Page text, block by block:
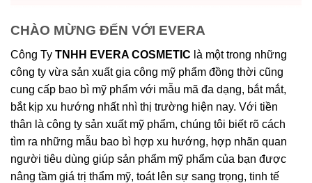
CHÀO MỪNG ĐẾN VỚI EVERA
Công Ty TNHH EVERA COSMETIC là một trong những
công ty vừa sản xuất gia công mỹ phẩm đồng thời cũng
cung cấp bao bì mỹ phẩm với mẫu mã đa dạng, bắt mắt,
bắt kịp xu hướng nhất nhì thị trường hiện nay. Với tiền
thân là công ty sản xuất mỹ phẩm, chúng tôi biết rõ cách
tìm ra những mẫu bao bì hợp xu hướng, hợp nhãn quan
người tiêu dùng giúp sản phẩm mỹ phẩm của bạn được
nâng tầm giá trị thẩm mỹ, toát lên sự sang trọng, tinh tế